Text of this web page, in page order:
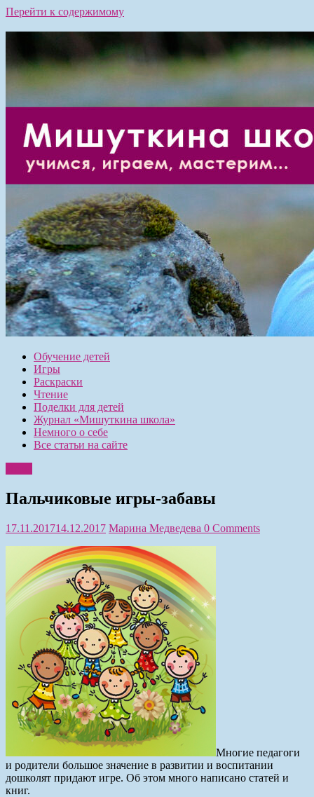
Перейти к содержимому
Обучение детей
Игры
Раскраски
Чтение
Поделки для детей
Журнал «Мишуткина школа»
Немного о себе
Все статьи на сайте
Пальчиковые игры-забавы
17.11.201714.12.2017 Марина Медведева 0 Comments
Многие педагоги
и родители большое значение в развитии и воспитании
дошколят придают игре. Об этом много написано статей и
книг.